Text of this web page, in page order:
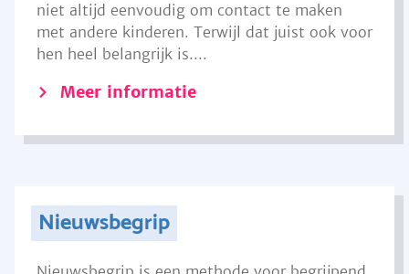
niet altijd eenvoudig om contact te maken
met andere kinderen. Terwijl dat juist ook voor
hen heel belangrijk is....
Meer informatie
Nieuwsbegrip